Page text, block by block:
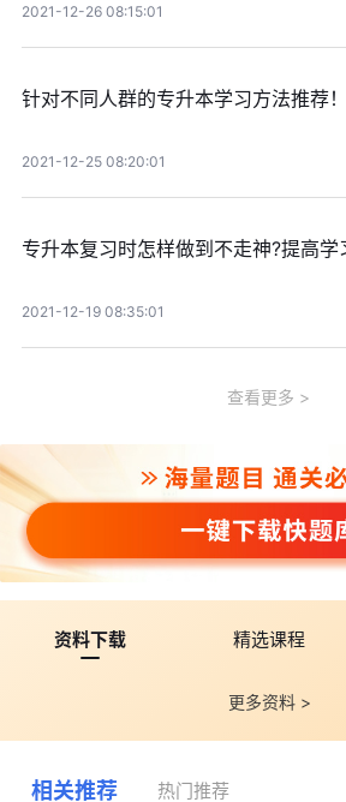
2021-12-26 08:15:01
针对不同人群的专升本学习方法推荐
2021-12-25 08:20:01
专升本复习时怎样做到不走神?提高学
2021-12-19 08:35:01
查看更多
资料下载 精选课程
更多资料 >
相关推荐 热门推荐